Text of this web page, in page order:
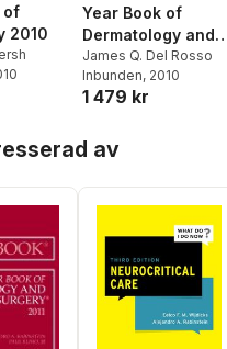
of
2010
Year Book of
Dermatology and
Dermatological
Surgery 2010
James Q. Del Rosso
Inbunden, 2010
1 479 kr
av